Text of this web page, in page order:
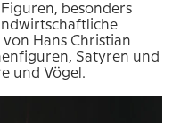
besonders
Hans Christian
Satyren und
und Vögel.